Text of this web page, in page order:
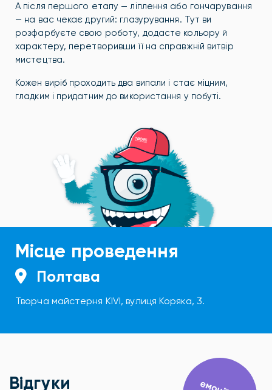
А після першого етапу — ліплення або гончарування
— на вас чекає другий: глазурування. Тут ви
розфарбуєте свою роботу, додасте кольору й
характеру, перетворивши її на справжній витвір
мистецтва.
Кожен виріб проходить два випали і стає міцним,
гладким і придатним до використання у побуті.
Місце проведення
Полтава
Творча майстерня KIVI, вулиця Коряка, 3.
Відгуки